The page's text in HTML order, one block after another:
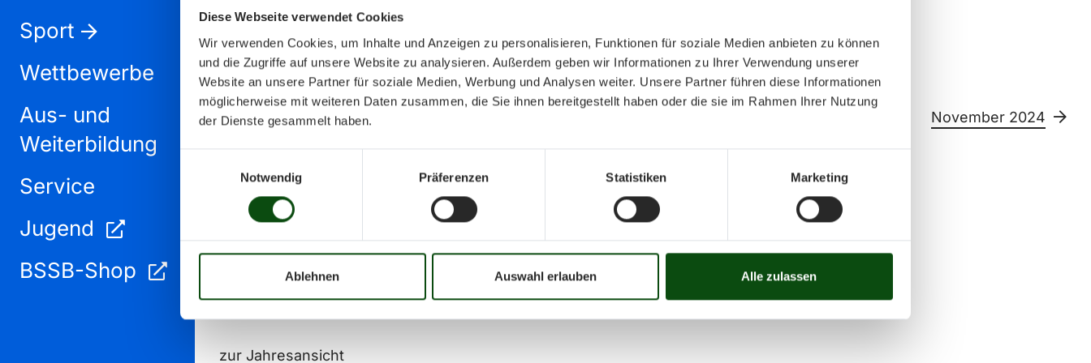
Diese Webseite verwendet Cookies
Wir verwenden Cookies, um Inhalte und Anzeigen zu personalisieren, Funktionen für soziale Medien anbieten zu können
und die Zugriffe auf unsere Website zu analysieren. Außerdem geben wir Informationen zu Ihrer Verwendung unserer
Website an unsere Partner für soziale Medien, Werbung und Analysen weiter. Unsere Partner führen diese Informationen
möglicherweise mit weiteren Daten zusammen, die Sie ihnen bereitgestellt haben oder die sie im Rahmen Ihrer Nutzung
der Dienste gesammelt haben.
Notwendig
Präferenzen Statistiken Marketing
Ablehnen Auswahl erlauben Alle zulassen
Sport
Wettbewerbe
Aus- und
Weiterbildung
Service
Jugend
BSSB-Shop
September 2024 November 2024
Oktober 2024
Mo Do Sa
02 03 07 08 13 14
16 17 18 19 20 21 22 23 24 25 26 27 28 29 30
31
zur Jahresansicht